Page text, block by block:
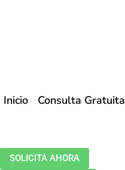
Inicio Consulta Gratuita
SOLICITA AHORA